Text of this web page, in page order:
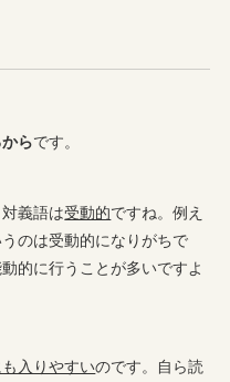
らです。
義語は受動的ですね。例え
のは受動的になりがちで
的に行うことが多いですよ
入りやすいのです。自ら読